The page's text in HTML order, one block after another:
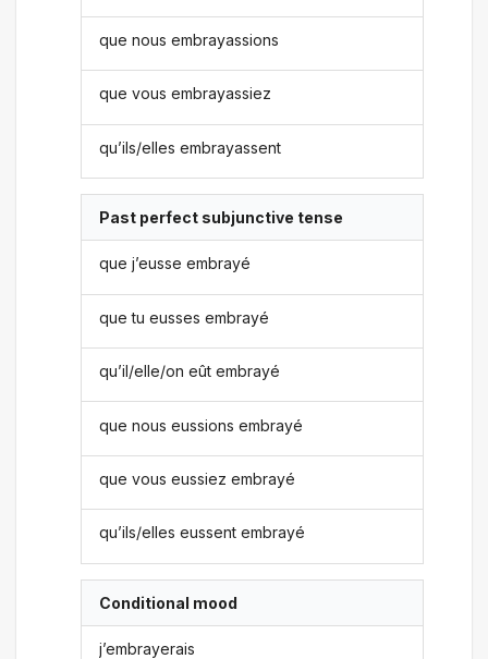
que nous embrayassions
que vous embrayassiez
qu’ils/elles embrayassent
Past perfect subjunctive tense
que j’eusse embrayé
que tu eusses embrayé
qu’il/elle/on eût embrayé
que nous eussions embrayé
que vous eussiez embrayé
qu’ils/elles eussent embrayé
Conditional mood
j’embrayerais